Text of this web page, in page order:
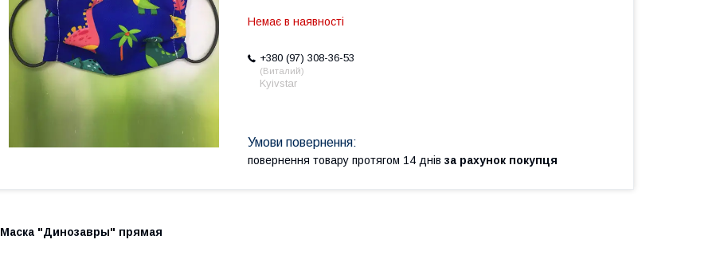
Немає в наявності
+380 (97) 308-36-53
Виталий
Kyivstar
повернення товару протягом 14 днів за рахунок покупця
Маска "Динозавры" прямая